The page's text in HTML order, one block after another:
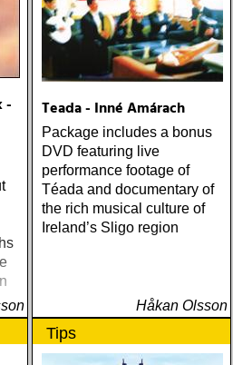
-
Teada - Inné Amárach
Package includes a bonus
DVD featuring live
performance footage of
Téada and documentary of
the rich musical culture of
Ireland’s Sligo region
Håkan Olsson
Tips